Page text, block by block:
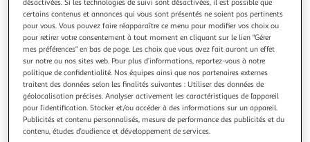
Soda aromatisé à la pomme et au caramel bouteilles
6x25cl
Vous voulez connaître le prix de ce produit ?
désactivées. Si les technologies de suivi sont désactivées, il est possible que
certains contenus et annonces qui vous sont présentés ne soient pas pertinents
pour vous. Vous pouvez faire réapparaître ce menu pour modifier vos choix ou
pour retirer votre consentement à tout moment en cliquant sur le lien "Gérer
mes préférences" en bas de page. Les choix que vous avez fait auront un effet
sur notre ou nos sites web. Pour plus d’informations, reportez-vous à notre
politique de confidentialité. Nos équipes ainsi que nos partenaires externes
traitent des données selon les finalités suivantes : Utiliser des données de
géolocalisation précises. Analyser activement les caractéristiques de l’appareil
pour l’identification. Stocker et/ou accéder à des informations sur un appareil.
Publicités et contenu personnalisés, mesure de performance des publicités et du
contenu, études d’audience et développement de services.